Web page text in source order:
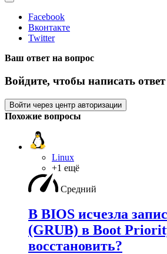
Facebook
Вконтакте
Twitter
Ваш ответ на вопрос
Войдите, чтобы написать ответ
Войти через центр авторизации
Похожие вопросы
Linux
+1 ещё
Средний
В BIOS исчезла
(GRUB) в Boot
восстановить?